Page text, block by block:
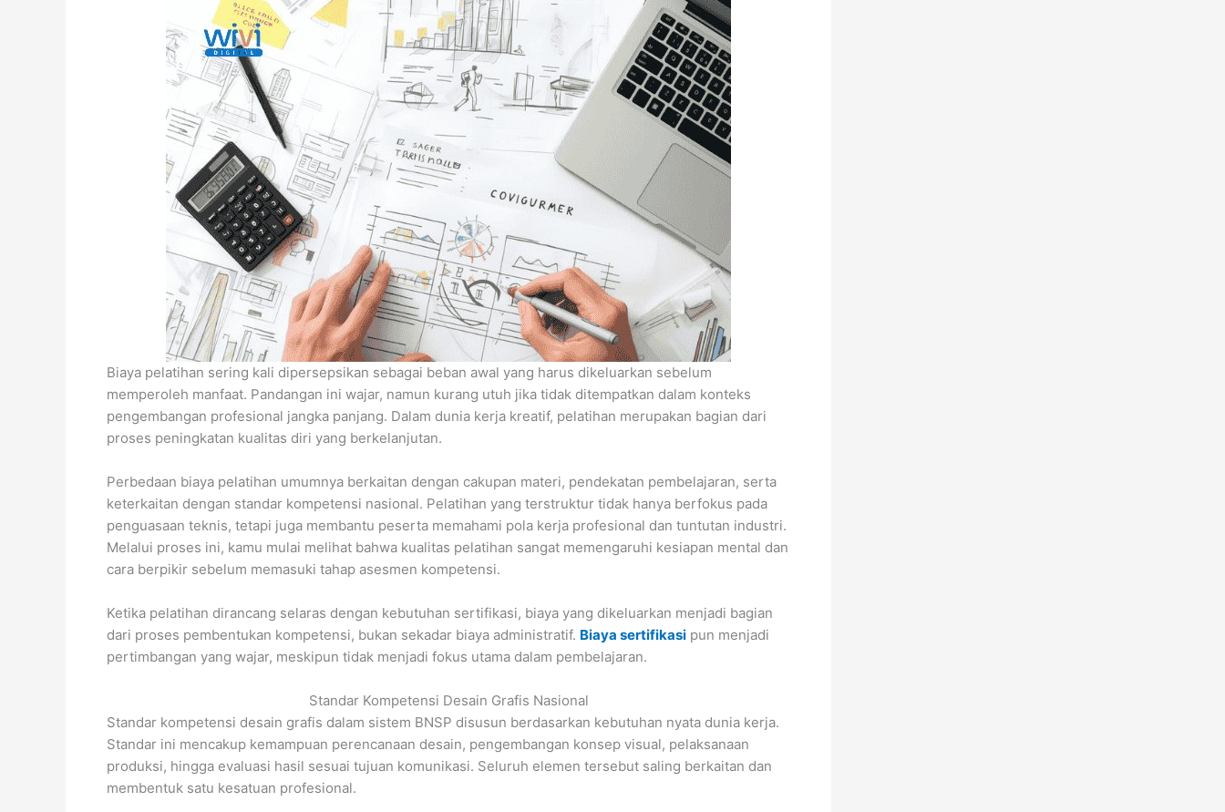
Biaya pelatihan sering kali dipersepsikan sebagai beban awal yang harus dikeluarkan sebelum
memperoleh manfaat. Pandangan ini wajar, namun kurang utuh jika tidak ditempatkan dalam konteks
pengembangan profesional jangka panjang. Dalam dunia kerja kreatif, pelatihan merupakan bagian dari
proses peningkatan kualitas diri yang berkelanjutan.
Perbedaan biaya pelatihan umumnya berkaitan dengan cakupan materi, pendekatan pembelajaran, serta
keterkaitan dengan standar kompetensi nasional. Pelatihan yang terstruktur tidak hanya berfokus pada
penguasaan teknis, tetapi juga membantu peserta memahami pola kerja profesional dan tuntutan industri.
Melalui proses ini, kamu mulai melihat bahwa kualitas pelatihan sangat memengaruhi kesiapan mental dan
cara berpikir sebelum memasuki tahap asesmen kompetensi.
Ketika pelatihan dirancang selaras dengan kebutuhan sertifikasi, biaya yang dikeluarkan menjadi bagian
dari proses pembentukan kompetensi, bukan sekadar biaya administratif. Biaya sertifikasi pun menjadi
pertimbangan yang wajar, meskipun tidak menjadi fokus utama dalam pembelajaran.
Standar Kompetensi Desain Grafis Nasional
Standar kompetensi desain grafis dalam sistem BNSP disusun berdasarkan kebutuhan nyata dunia kerja.
Standar ini mencakup kemampuan perencanaan desain, pengembangan konsep visual, pelaksanaan
produksi, hingga evaluasi hasil sesuai tujuan komunikasi. Seluruh elemen tersebut saling berkaitan dan
membentuk satu kesatuan profesional.